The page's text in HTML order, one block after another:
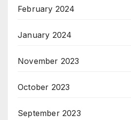
February 2024
January 2024
November 2023
October 2023
September 2023